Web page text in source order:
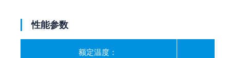
性能参数
额定温度：